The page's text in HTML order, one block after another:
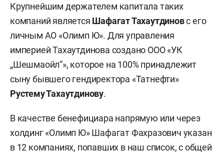
Крупнейшим держателем капитала таких
компаний является Шафагат Тахаутдиновс его
личным АО «Олимп Ю». Для управления
империей Тахаутдинова создано ООО «УК
„Шешмаойл“», которое на 100% принадлежит
сыну бывшего гендиректора «Татнефти»
Рустему Тахаутдинову.
В качестве бенефициара напрямую или через
холдинг «Олимп Ю» Шафагат Фахразович указан
в 12 компаниях, попавших в наш список, с общей